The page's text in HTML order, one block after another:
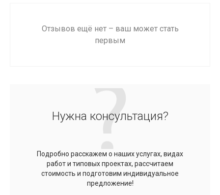
Отзывов ещё нет – ваш может стать
первым
Нужна консультация?
Подробно расскажем о наших услугах, видах
работ и типовых проектах, рассчитаем
стоимость и подготовим индивидуальное
предложение!